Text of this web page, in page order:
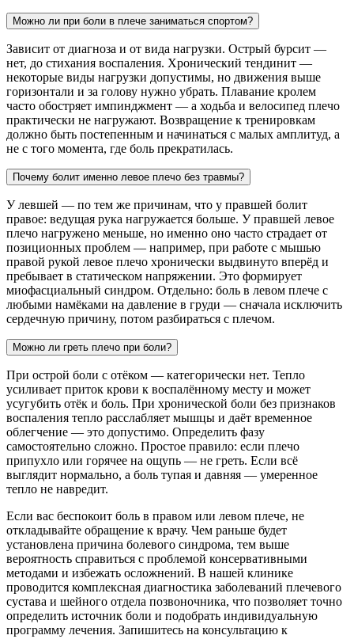
Можно ли при боли в плече заниматься спортом?
Зависит от диагноза и от вида нагрузки. Острый бурсит —
нет, до стихания воспаления. Хронический тендинит —
некоторые виды нагрузки допустимы, но движения выше
горизонтали и за голову нужно убрать. Плавание кролем
часто обостряет импинджмент — а ходьба и велосипед плечо
практически не нагружают. Возвращение к тренировкам
должно быть постепенным и начинаться с малых амплитуд, а
не с того момента, где боль прекратилась.
Почему болит именно левое плечо без травмы?
У левшей — по тем же причинам, что у правшей болит
правое: ведущая рука нагружается больше. У правшей левое
плечо нагружено меньше, но именно оно часто страдает от
позиционных проблем — например, при работе с мышью
правой рукой левое плечо хронически выдвинуто вперёд и
пребывает в статическом напряжении. Это формирует
миофасциальный синдром. Отдельно: боль в левом плече с
любыми намёками на давление в груди — сначала исключить
сердечную причину, потом разбираться с плечом.
Можно ли греть плечо при боли?
При острой боли с отёком — категорически нет. Тепло
усиливает приток крови к воспалённому месту и может
усугубить отёк и боль. При хронической боли без признаков
воспаления тепло расслабляет мышцы и даёт временное
облегчение — это допустимо. Определить фазу
самостоятельно сложно. Простое правило: если плечо
припухло или горячее на ощупь — не греть. Если всё
выглядит нормально, а боль тупая и давняя — умеренное
тепло не навредит.
Если вас беспокоит боль в правом или левом плече, не
откладывайте обращение к врачу. Чем раньше будет
установлена причина болевого синдрома, тем выше
вероятность справиться с проблемой консервативными
методами и избежать осложнений. В нашей клинике
проводится комплексная диагностика заболеваний плечевого
сустава и шейного отдела позвоночника, что позволяет точно
определить источник боли и подобрать индивидуальную
программу лечения. Запишитесь на консультацию к